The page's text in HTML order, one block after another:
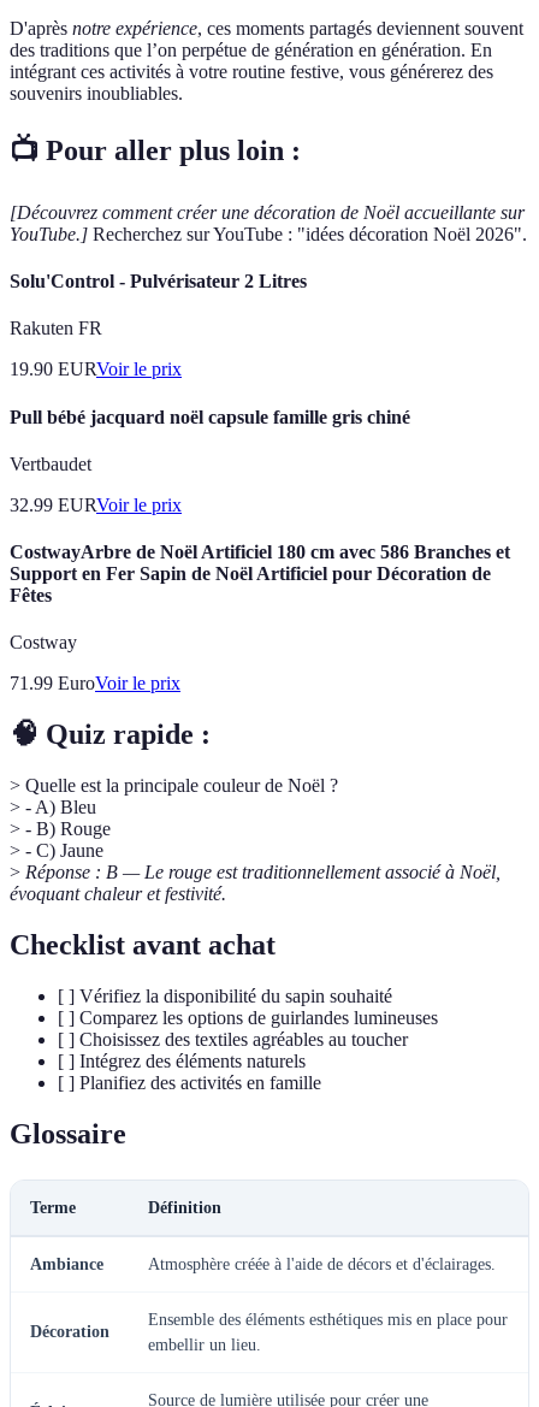
D'après notre expérience, ces moments partagés deviennent souvent
des traditions que l’on perpétue de génération en génération. En
intégrant ces activités à votre routine festive, vous générerez des
souvenirs inoubliables.
📺 Pour aller plus loin :
[Découvrez comment créer une décoration de Noël accueillante sur
YouTube.] Recherchez sur YouTube : "idées décoration Noël 2026".
Solu'Control - Pulvérisateur 2 Litres
Rakuten FR
19.90 EURVoir le prix
Pull bébé jacquard noël capsule famille gris chiné
Vertbaudet
32.99 EURVoir le prix
CostwayArbre de Noël Artificiel 180 cm avec 586 Branches et
Support en Fer Sapin de Noël Artificiel pour Décoration de
Fêtes
Costway
71.99 EuroVoir le prix
🧠 Quiz rapide :
> Quelle est la principale couleur de Noël ?
> - A) Bleu
> - B) Rouge
> - C) Jaune
> Réponse : B — Le rouge est traditionnellement associé à Noël,
évoquant chaleur et festivité.
Checklist avant achat
[ ] Vérifiez la disponibilité du sapin souhaité
[ ] Comparez les options de guirlandes lumineuses
[ ] Choisissez des textiles agréables au toucher
[ ] Intégrez des éléments naturels
[ ] Planifiez des activités en famille
Glossaire
Terme Définition
Ambiance Atmosphère créée à l'aide de décors et d'éclairages.
Décoration
Ensemble des éléments esthétiques mis en place pour
embellir un lieu.
Source de lumière utilisée pour créer une